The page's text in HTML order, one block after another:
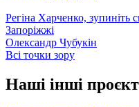
Регіна Харченко, зупиніть
Запоріжжі
Олександр Чубукін
Всі точки зору
Наші інші